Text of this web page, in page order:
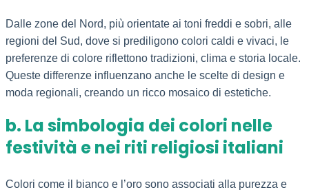
Dalle zone del Nord, più orientate ai toni freddi e sobri, alle
regioni del Sud, dove si prediligono colori caldi e vivaci, le
preferenze di colore riflettono tradizioni, clima e storia locale.
Queste differenze influenzano anche le scelte di design e
moda regionali, creando un ricco mosaico di estetiche.
b. La simbologia dei colori nelle
festività e nei riti religiosi italiani
Colori come il bianco e l’oro sono associati alla purezza e